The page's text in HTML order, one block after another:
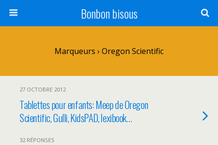
Bonbon bisous
Marqueurs › Oregon Scientific
27 OCTOBRE 2012
Tablettes pour enfants: Meep de Oregon
Scientific, Gulli, KidsPAD, lexibook…
32 RÉPONSES